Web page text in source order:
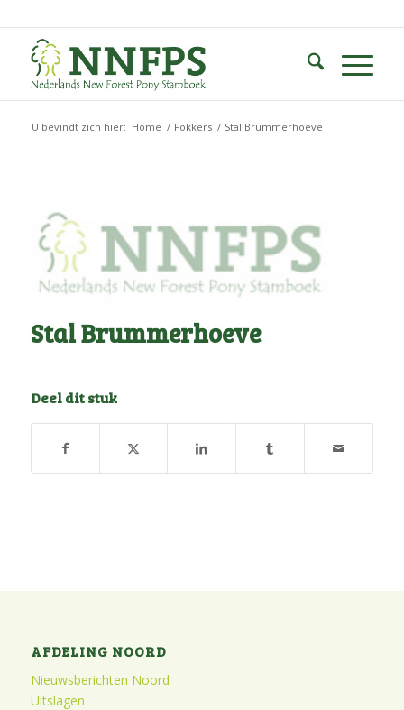
U bevindt zich hier: Home / Fokkers / Stal Brummerhoeve
Stal Brummerhoeve
Deel dit stuk
AFDELING NOORD
Nieuwsberichten Noord
Uitslagen